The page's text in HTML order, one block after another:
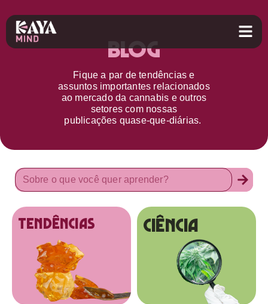
Blog
Fique a par detendências e
assuntos importantes relacionados
ao mercado da cannabis e outros
setorescom nossas
publicações quase-que-diárias.
tendências Ciência